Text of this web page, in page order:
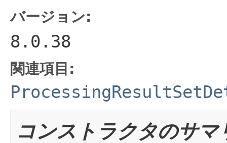
バージョン:
8.0.38
関連項目:
コンストラクタのサマ